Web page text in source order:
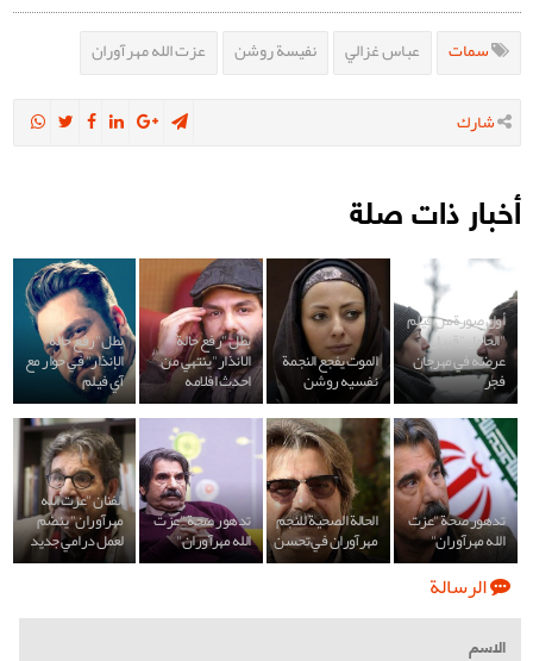
سمات عباس غزالي نفيسة روشن عزت الله مهرآوران
شارك
أخبار ذات صلة
أول صورة من فيلم
"الحامل" قبيل
عرضه في مهرجان
فجر
الموت يفجع النجمة
نفسيه روشن
بطل "رفع حالة
الانذار" ينتهي من
احدث افلامه
بطل "رفع حالة
الإنذار" في حوار مع
آي فيلم
تدهور صحة "عزت
الله مهرآوران"
الحالة الصحية للنجم
مهرآوران في تحسن
تدهور صحة "عزت
الله مهرآوران"
الفنان "عزت الله
مهرآوران" ينضم
لعمل درامي جديد
الرسالة